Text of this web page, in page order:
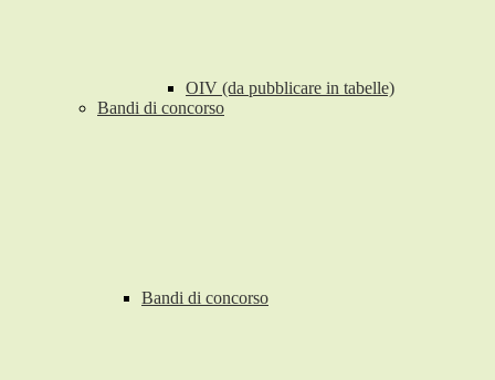
OIV (da pubblicare in tabelle)
Bandi di concorso
Bandi di concorso